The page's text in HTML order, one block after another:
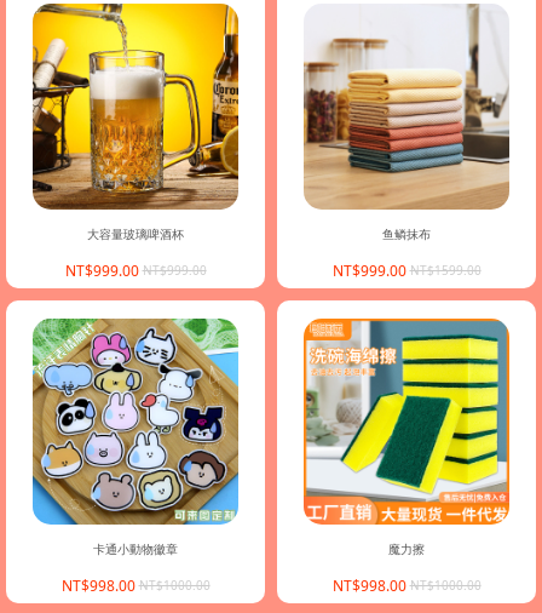
大容量玻璃啤酒杯
NT$999.00NT$999.00
鱼鳞抹布
NT$999.00NT$1599.00
卡通小動物徽章
NT$998.00NT$1000.00
魔力擦
NT$998.00NT$1000.00